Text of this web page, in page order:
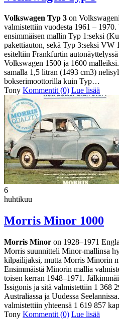
Volkswagen Typ 3 on
valmistettiin vuodesta 1961 –
ensimmäisen mallin Typ 1:seksi
pakettiauton, sekä Typ 3:seksi
esiteltiin Frankfurtin
Volkswagen 1500 ja 1600 malleiksi.
samalla 1,5 litran (1493 cm3)
bokserimoottorilla kuin Typ…
Tony Kommentit (0) Lue lisää
6
huhtikuu
Morris Minor 1000
Morris Minor on 1928–1971
Morris suunnitteli Minor-mallinsa
kilpailijaksi, mutta Morris Minorin
Ensimmäistä Minorin mallia
toisen kerran 1948–1971.
Issigonis ja sitä valmistettiin 1 368
Australiassa ja Uudessa
valmistettiin yhteensä 1 619 857
Tony Kommentit (0) Lue lisää